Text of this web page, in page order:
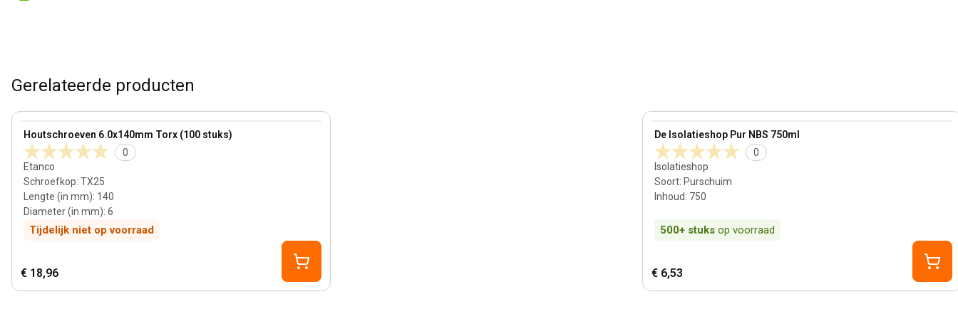
Gerelateerde producten
Houtschroeven 6.0x140mm Torx (100 stuks)
0
Etanco
Schroefkop: TX25
Lengte (in mm): 140
Diameter (in mm): 6
Tijdelijk niet op voorraad
View product
€ 18,96
De Isolatieshop Pur NBS 750ml
0
Isolatieshop
Soort: Purschuim
Inhoud: 750
500+ stuks op voorraad
View product
€ 6,53